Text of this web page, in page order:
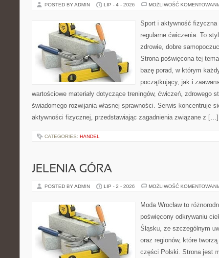
POSTED BY ADMIN LIP - 4 - 2026 MOŻLIWOŚĆ
Sport i aktywność
regularne ćwiczenia. To
zdrowie, dobre
Strona poświęcona tej
bazę porad, w którym
początkujący, jak i
wartościowe materiały dotyczące treningów, ćwiczeń, zdrowego
świadomego rozwijania własnej sprawności. Serwis koncentruje
aktywności fizycznej, przedstawiając zagadnienia związane z […]
CATEGORIES: HANDEL
JELENIA GÓRA
POSTED BY ADMIN LIP - 2 - 2026 MOŻLIWOŚĆ
Moda Wrocław to
poświęcony odkrywaniu
Śląsku, ze szczególnym
oraz regionów, które
części Polski. Strona jest